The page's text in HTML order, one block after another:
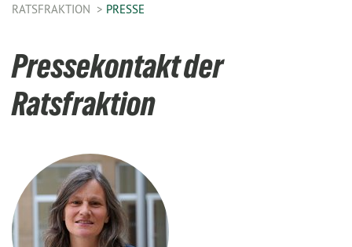
RATSFRAKTION PRESSE
Pressekontakt der
Ratsfraktion